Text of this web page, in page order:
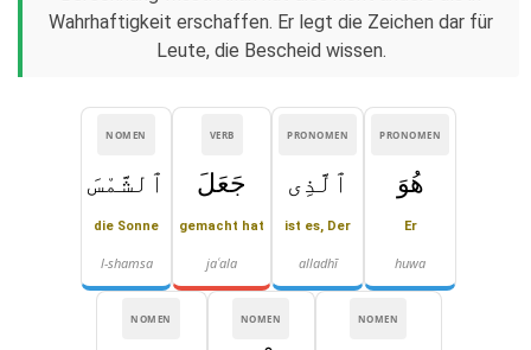
Wahrhaftigkeit erschaffen. Er legt die Zeichen dar für
Leute, die Bescheid wissen.
PRONOMEN
هُوَ
Er
huwa
PRONOMEN
ٱلَّذِى
ist es, Der
alladhī
VERB
جَعَلَ
gemacht hat
jaʿala
NOMEN
ٱلشَّمْسَ
die Sonne
l-shamsa
NOMEN
NOMEN
NOMEN